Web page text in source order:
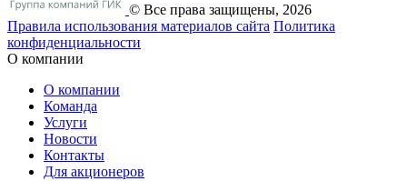
© Все права защищены, 2026
Правила использования материалов сайта Политика
конфиденциальности
О компании
О компании
Команда
Услуги
Новости
Контакты
Для акционеров